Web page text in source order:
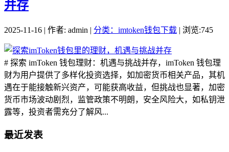
并存
2025-11-16 | 作者: admin | 分类：imtoken钱包下载 | 浏览:745
# 探索 imToken 钱包理财：机遇与挑战并存，imToken 钱包理
财为用户提供了多样化投资选择，如加密货币相关产品，其机
遇在于能接触新兴资产，可能获高收益，但挑战也显著，加密
货币市场波动剧烈，监管政策不明朗，安全风险大，如私钥泄
露等，投资者需充分了解风...
最近发表